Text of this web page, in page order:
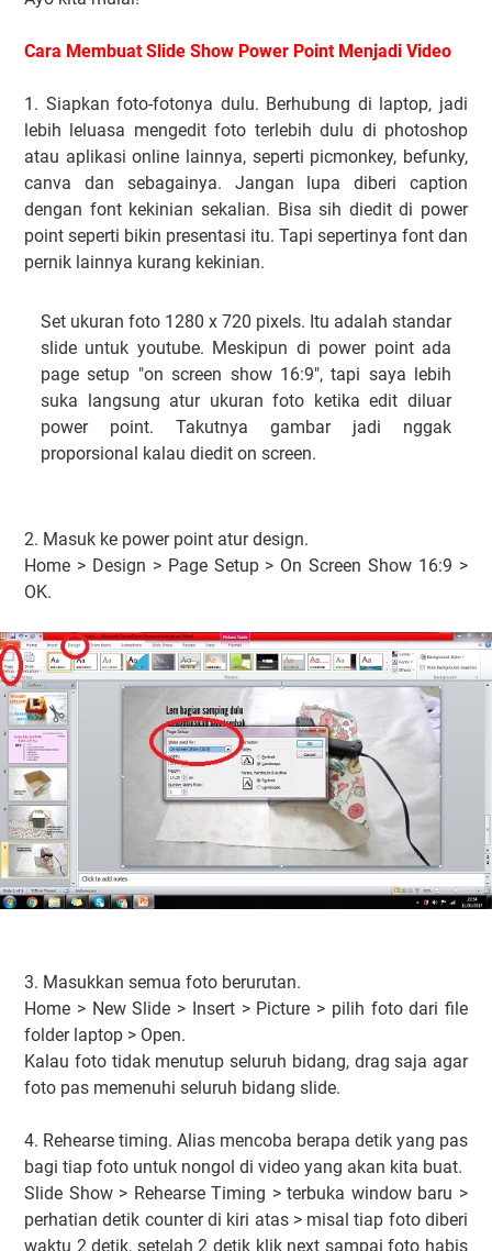
Cara Membuat Slide Show Power Point Menjadi Video
1. Siapkan foto-fotonya dulu. Berhubung di laptop, jadi
lebih leluasa mengedit foto terlebih dulu di photoshop
atau aplikasi online lainnya, seperti picmonkey, befunky,
canva dan sebagainya. Jangan lupa diberi caption
dengan font kekinian sekalian. Bisa sih diedit di power
point seperti bikin presentasi itu. Tapi sepertinya font dan
pernik lainnya kurang kekinian.
Set ukuran foto 1280 x 720 pixels. Itu adalah standar
slide untuk youtube. Meskipun di power point ada
page setup "on screen show 16:9", tapi saya lebih
suka langsung atur ukuran foto ketika edit diluar
power point. Takutnya gambar jadi nggak
proporsional kalau diedit on screen.
2. Masuk ke power point atur design.
Home > Design > Page Setup > On Screen Show 16:9 >
OK.
3. Masukkan semua foto berurutan.
Home > New Slide > Insert > Picture > pilih foto dari file
folder laptop > Open.
Kalau foto tidak menutup seluruh bidang, drag saja agar
foto pas memenuhi seluruh bidang slide.
4. Rehearse timing. Alias mencoba berapa detik yang pas
bagi tiap foto untuk nongol di video yang akan kita buat.
Slide Show > Rehearse Timing > terbuka window baru >
perhatian detik counter di kiri atas > misal tiap foto diberi
waktu 2 detik, setelah 2 detik klik next sampai foto habis